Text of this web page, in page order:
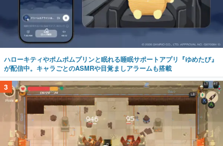
ハローキティやポムポムプリンと眠れる睡眠サポートアプリ『ゆめたび』
が配信中。キャラごとのASMRや目覚ましアラームも搭載
3